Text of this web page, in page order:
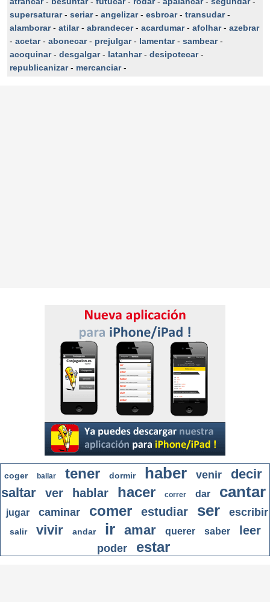
supersaturar- seriar- angelizar- esbroar- transudar-
alamborar- atilar- abrandecer- acardumar- afolhar- azebrar
- acetar- abonecar- prejulgar- lamentar- sambear-
acoquinar- desgalgar- latanhar- desipotecar-
republicanizar- mercanciar-
coger bailar tener dormir haber venir
decir
saltar
ver hablar hacer correr dar cantar
jugar caminar comer estudiar ser escribir
salir vivir andar ir amar querer saber leer
poder estar